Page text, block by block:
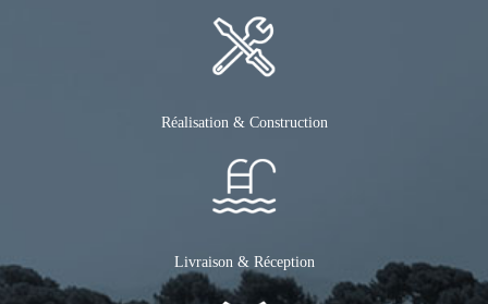
Réalisation & Construction
Livraison & Réception